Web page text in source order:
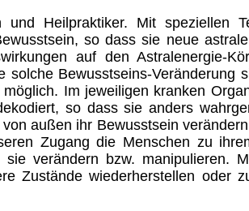
Heilpraktiker. Mit speziellen
so dass sie neue
auf den Astralenergie-
Bewusstseins-Veränderung
Im jeweiligen kranken
so dass sie anders
außen ihr Bewusstsein
Zugang die Menschen zu
verändern bzw. manipulieren.
Zustände wiederherstellen oder